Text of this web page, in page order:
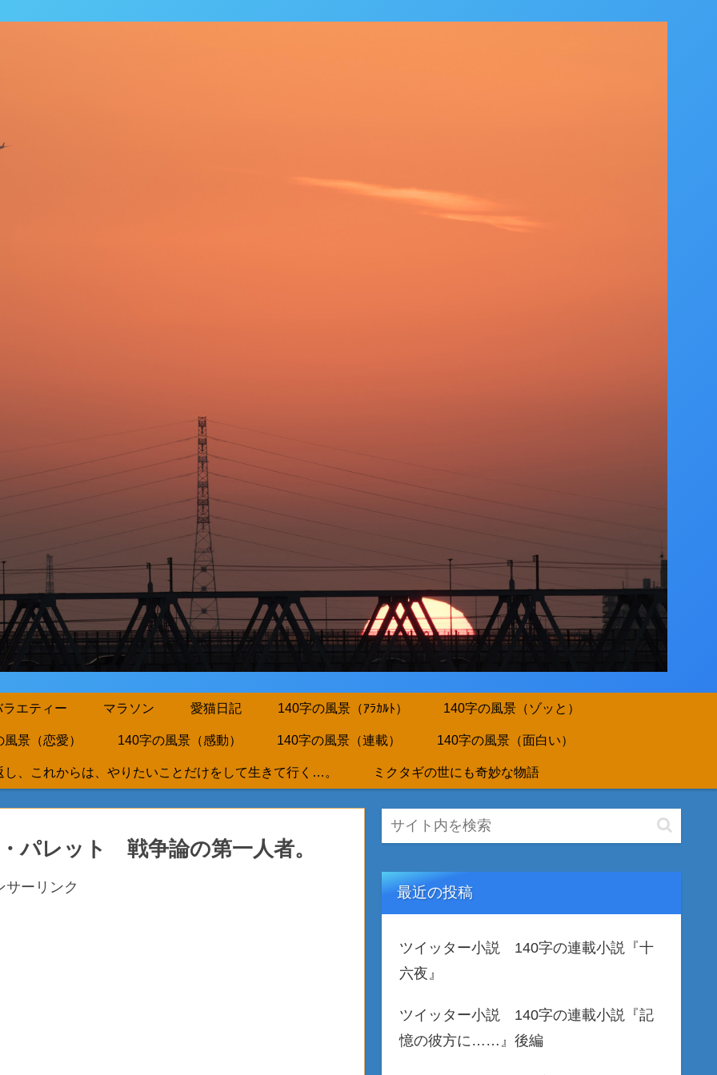
ラエティー マラソン 愛猫日記 140字の風景（ｱﾗｶﾙﾄ） 140字の風景（ゾッと）
景（恋愛） 140字の風景（感動） 140字の風景（連載） 140字の風景（面白い）
、これからは、やりたいことだけをして生きて行く…。 ミクタギの世にも奇妙な物語
パレット 戦争論の第一人者。
サーリンク 最近の投稿
ツイッター小説 140字の連載小説『十
六夜』
ツイッター小説 140字の連載小説『記
憶の彼方に……』後編